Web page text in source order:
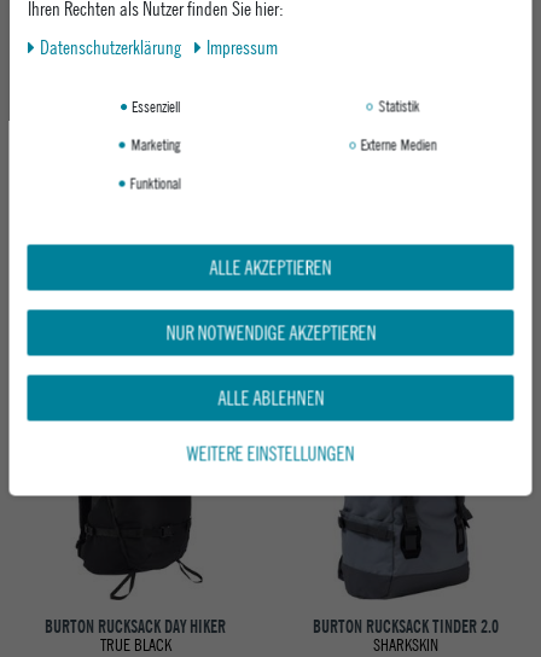
SPICED CHAI / ATLANTIC TEAL
ab 79,95 €
GOTHAM GRAY
ab 89,95 €
Neu
BURTON RUCKSACK DAY HIKER
TRUE BLACK
BURTON RUCKSACK TINDER 2.0
SHARKSKIN
Ihren Rechten als Nutzer finden Sie hier:
Daten­schutz­erklärung
Impressum
Essenziell
Statistik
Marketing
Externe Medien
Funktional
ALLE AKZEPTIEREN
NUR NOTWENDIGE AKZEPTIEREN
ALLE ABLEHNEN
WEITERE EINSTELLUNGEN